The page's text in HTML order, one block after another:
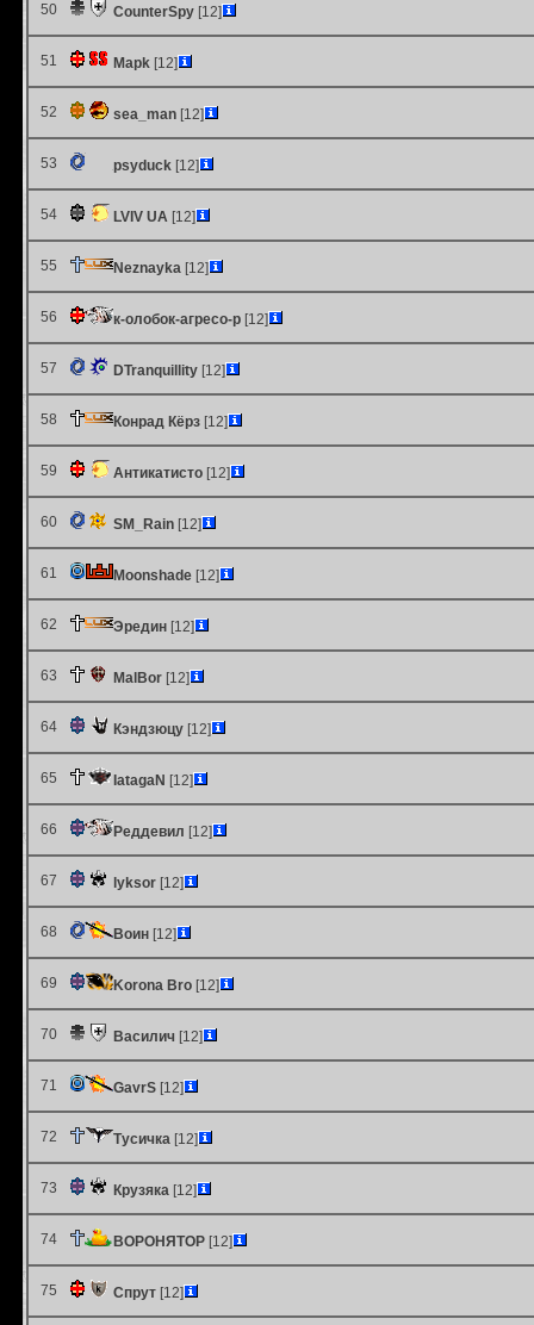
50 CounterSpy [12]
51 Mapk [12]
52 sea_man [12]
53 psyduck [12]
54 LVIV UA [12]
55 Neznayka [12]
56 к-олобок-агресо-р [12]
57 DTranquillity [12]
58 Конрад Кёрз [12]
59 Антикатисто [12]
60 SM_Rain [12]
61 Moonshade [12]
62 Эредин [12]
63 MalBor [12]
64 Кэндзюцу [12]
65 IatagaN [12]
66 Реддевил [12]
67 lyksor [12]
68 Воин [12]
69 Korona Bro [12]
70 Василич [12]
71 GavrS [12]
72 Тусичка [12]
73 Крузяка [12]
74 ВОРОНЯТОР [12]
75 Спрут [12]